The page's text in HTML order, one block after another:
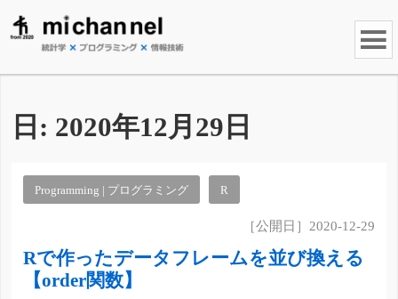
日: 2020年12月29日
Programming | プログラミング R
［公開日］2020-12-29
Rで作ったデータフレームを並び換える
【order関数】